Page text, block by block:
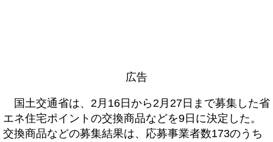
広告
国土交通省は、2月16日から2月27日まで募集した省
エネ住宅ポイントの交換商品などを9日に決定した。
交換商品などの募集結果は、応募事業者数173のうち